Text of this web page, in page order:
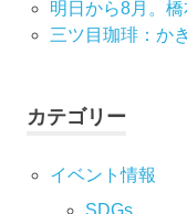
ョ明日から8月。橋
三ツ目珈琲：か
カテゴリー
イベント情報
SDGs